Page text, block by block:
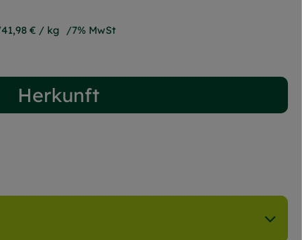
41,98 € / kg 7% MwSt
Herkunft